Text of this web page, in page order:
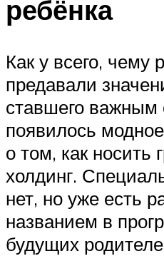
ребёнка
Как у всего, чему
предавали
ставшего важным
появилось
о том, как носить
холдинг.
нет, но уже есть
названием в
будущих